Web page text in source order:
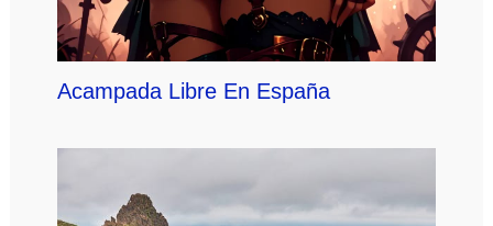
Acampada Libre En España